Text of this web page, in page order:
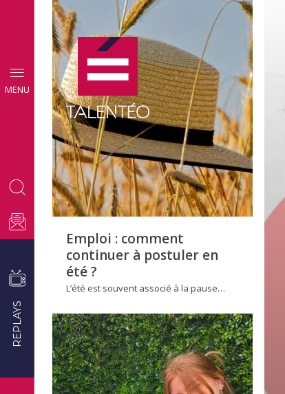
MENU
REPLAYS
CONSEILS
EMPLOI
Emploi : comment
continuer à postuler en
été ?
L’été est souvent associé à la pause…